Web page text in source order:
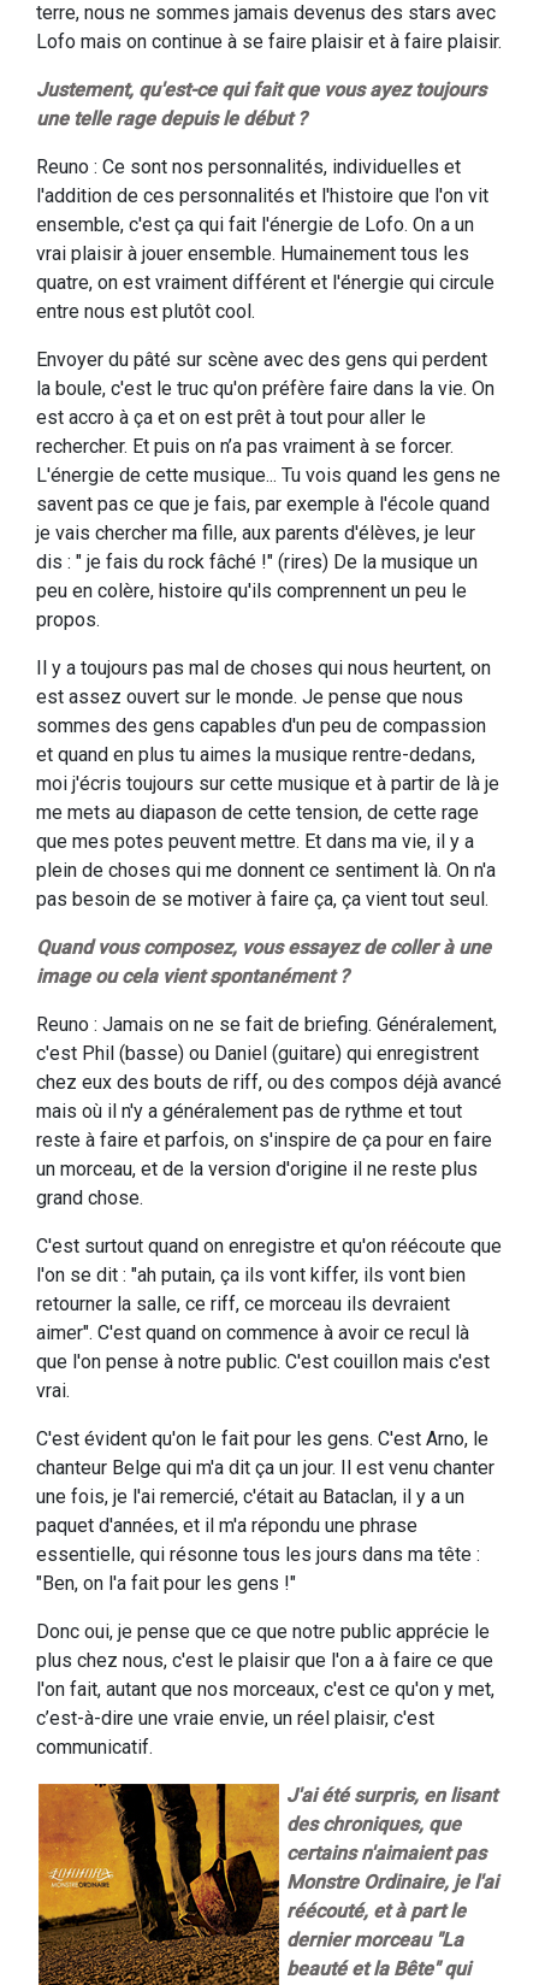
terre, nous ne sommes jamais devenus des stars avec
Lofo mais on continue à se faire plaisir et à faire plaisir.
Justement, qu'est-ce qui fait que vous ayez toujours
une telle rage depuis le début ?
Reuno : Ce sont nos personnalités, individuelles et
l'addition de ces personnalités et l'histoire que l'on vit
ensemble, c'est ça qui fait l'énergie de Lofo. On a un
vrai plaisir à jouer ensemble. Humainement tous les
quatre, on est vraiment différent et l'énergie qui circule
entre nous est plutôt cool.
Envoyer du pâté sur scène avec des gens qui perdent
la boule, c'est le truc qu'on préfère faire dans la vie. On
est accro à ça et on est prêt à tout pour aller le
rechercher. Et puis on n’a pas vraiment à se forcer.
L'énergie de cette musique... Tu vois quand les gens ne
savent pas ce que je fais, par exemple à l'école quand
je vais chercher ma fille, aux parents d'élèves, je leur
dis : " je fais du rock fâché !" (rires) De la musique un
peu en colère, histoire qu'ils comprennent un peu le
propos.
Il y a toujours pas mal de choses qui nous heurtent, on
est assez ouvert sur le monde. Je pense que nous
sommes des gens capables d'un peu de compassion
et quand en plus tu aimes la musique rentre-dedans,
moi j'écris toujours sur cette musique et à partir de là je
me mets au diapason de cette tension, de cette rage
que mes potes peuvent mettre. Et dans ma vie, il y a
plein de choses qui me donnent ce sentiment là. On n'a
pas besoin de se motiver à faire ça, ça vient tout seul.
Quand vous composez, vous essayez de coller à une
image ou cela vient spontanément ?
Reuno : Jamais on ne se fait de briefing. Généralement,
c'est Phil (basse) ou Daniel (guitare) qui enregistrent
chez eux des bouts de riff, ou des compos déjà avancé
mais où il n'y a généralement pas de rythme et tout
reste à faire et parfois, on s'inspire de ça pour en faire
un morceau, et de la version d'origine il ne reste plus
grand chose.
C'est surtout quand on enregistre et qu'on réécoute que
l'on se dit : "ah putain, ça ils vont kiffer, ils vont bien
retourner la salle, ce riff, ce morceau ils devraient
aimer". C'est quand on commence à avoir ce recul là
que l'on pense à notre public. C'est couillon mais c'est
vrai.
C'est évident qu'on le fait pour les gens. C'est Arno, le
chanteur Belge qui m'a dit ça un jour. Il est venu chanter
une fois, je l'ai remercié, c'était au Bataclan, il y a un
paquet d'années, et il m'a répondu une phrase
essentielle, qui résonne tous les jours dans ma tête :
"Ben, on l'a fait pour les gens !"
Donc oui, je pense que ce que notre public apprécie le
plus chez nous, c'est le plaisir que l'on a à faire ce que
l'on fait, autant que nos morceaux, c'est ce qu'on y met,
c’est-à-dire une vraie envie, un réel plaisir, c'est
communicatif.
J'ai été surpris, en lisant
des chroniques, que
certains n'aimaient pas
Monstre Ordinaire, je l'ai
réécouté, et à part le
dernier morceau "La
beauté et la Bête" qui